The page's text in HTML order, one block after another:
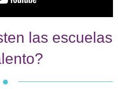
las escuelas